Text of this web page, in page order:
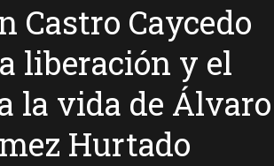
Castro Caycedo
liberación y el
la vida de Álvaro
Hurtado